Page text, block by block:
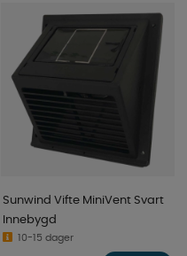
Sunwind Vifte MiniVent Svart
Innebygd
10-15 dager